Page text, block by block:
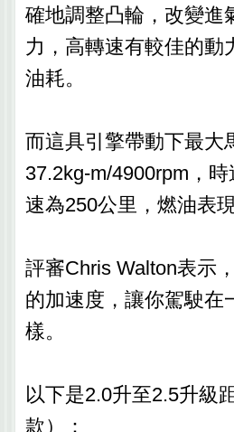
確地調整凸輪，改變進
力，高轉速有較佳的動
油耗。
而這具引擎帶動下最大
37.2kg-m/4900rpm，
速為250公里，燃油表
評審Chris Walton表示
的加速度，讓你駕駛在
樣。
以下是2.0升至2.5升級
款）：